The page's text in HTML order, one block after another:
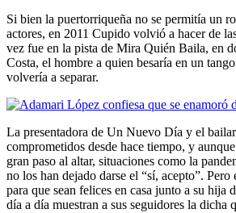
Si bien la puertorriqueña no se permitía un
actores, en 2011 Cupido volvió a hacer de
vez fue en la pista de Mira Quién Baila, en
Costa, el hombre a quien besaría en un
volvería a separar.
La presentadora de Un Nuevo Día y el
comprometidos desde hace tiempo, y
gran paso al altar, situaciones como la
no los han dejado darse el “sí, acepto”.
para que sean felices en casa junto a su hija
día a día muestran a sus seguidores la dicha